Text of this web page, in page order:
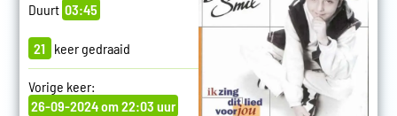
Duurt 03:45
21 keer gedraaid
Vorige keer:
26-09-2024 om 22:03 uur